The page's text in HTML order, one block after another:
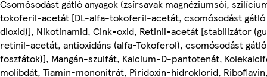
Csomósodást gátló anyagok (zsírsavak magnéziumsói,
tokoferil-acetát [DL-alfa-tokoferil-acetát, csomósodást gátló
dioxid)], Nikotinamid, Cink-oxid, Retinil-acetát [stabilizátor
retinil-acetát, antioxidáns (alfa-Tokoferol), csomósodást
foszfátok)], Mangán-szulfát, Kalcium-D-pantotenát,
molibdát, Tiamin-mononitrát, Piridoxin-hidroklorid,